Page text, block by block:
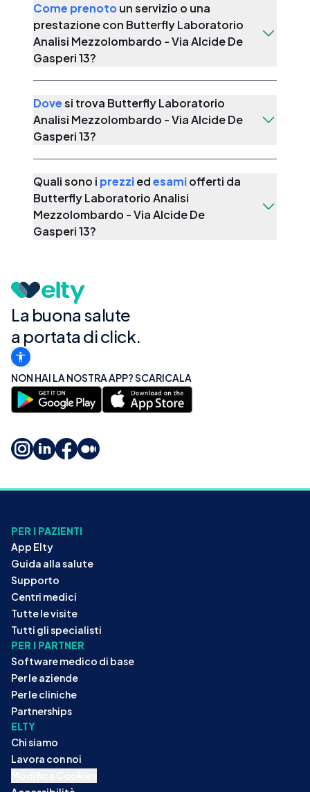
Come prenotoun servizio o una
prestazione con Butterfly Laboratorio
Analisi Mezzolombardo - Via Alcide De
Gasperi 13?
Dovesi trova Butterfly Laboratorio
Analisi Mezzolombardo - Via Alcide De
Gasperi 13?
Quali sono i prezziedesamiofferti da
Butterfly Laboratorio Analisi
Mezzolombardo - Via Alcide De
Gasperi 13?
La buona salute
a portata di click.
NON HAI LA NOSTRA APP? SCARICALA
PER I PAZIENTI
App Elty
Guida alla salute
Supporto
Centri medici
Tutte le visite
Tutti gli specialisti
PER I PARTNER
Software medico di base
Per le aziende
Per le cliniche
Partnerships
ELTY
Chi siamo
Lavora con noi